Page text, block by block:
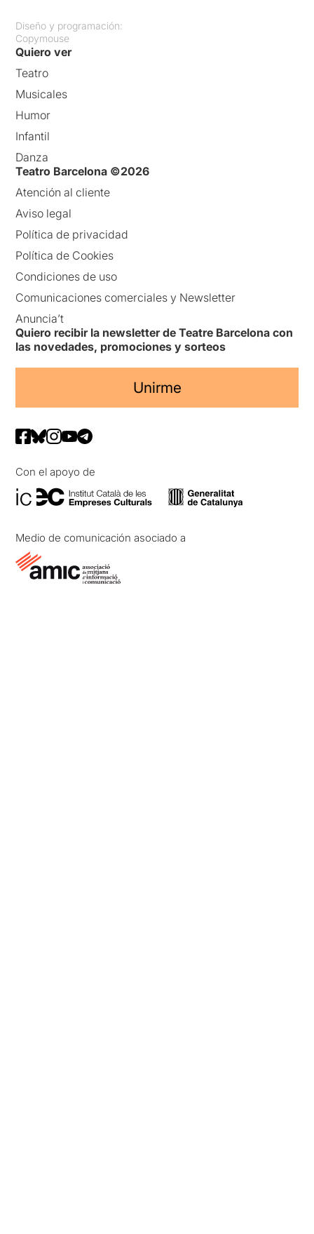
Diseño y programación:
Copymouse
Quiero ver
Teatro
Musicales
Humor
Infantil
Danza
Teatro Barcelona ©2026
Atención al cliente
Aviso legal
Política de privacidad
Política de Cookies
Condiciones de uso
Comunicaciones comerciales y Newsletter
Anuncia’t
Quiero recibir la newsletter de Teatre Barcelona con
las novedades, promociones y sorteos
Unirme
Con el apoyo de
Medio de comunicación asociado a